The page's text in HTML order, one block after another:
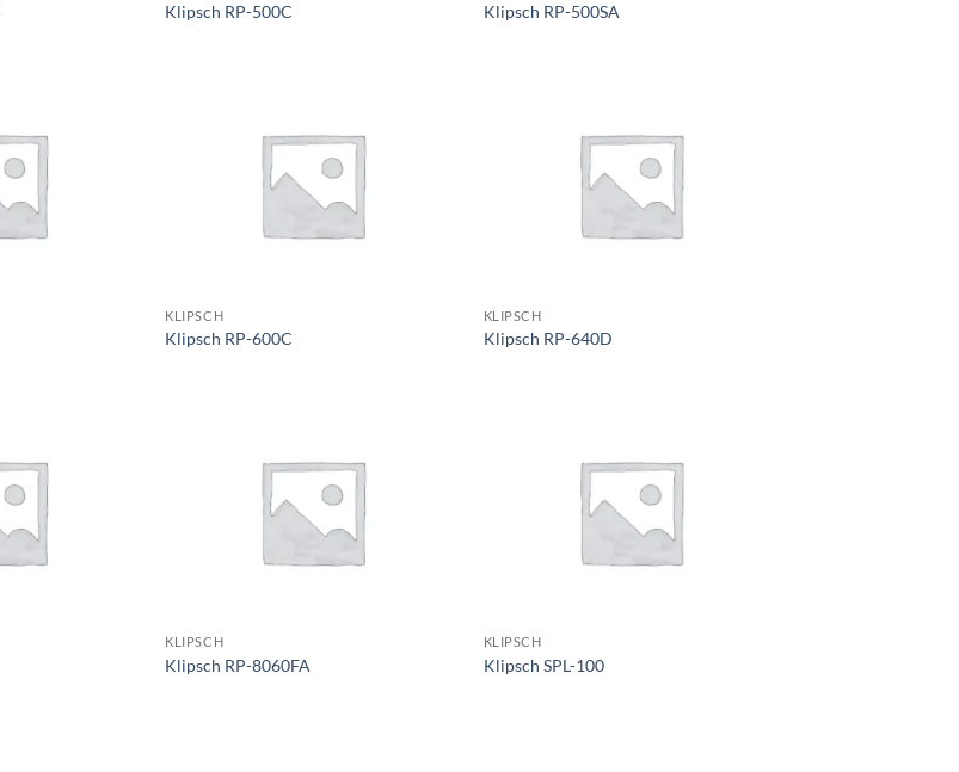
Klipsch RP-500C Klipsch RP-500SA
KLIPSCH
Klipsch RP-600C
KLIPSCH
Klipsch RP-640D
KLIPSCH
Klipsch RP-8060FA
KLIPSCH
Klipsch SPL-100